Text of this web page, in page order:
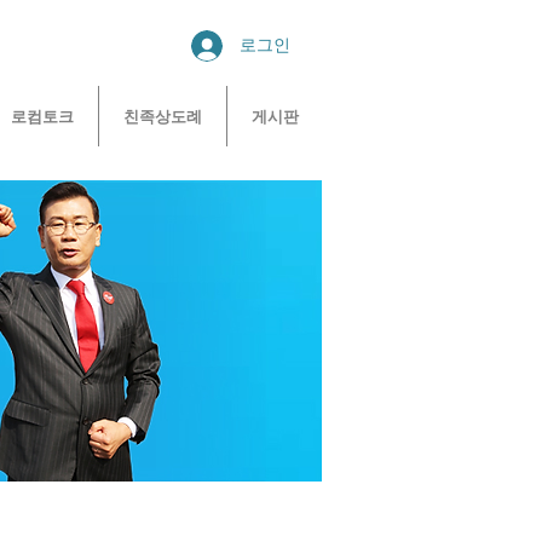
로그인
로컴토크 친족상도례 게시판